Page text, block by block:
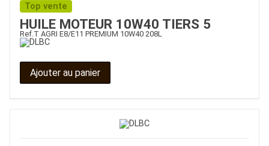
Top vente
HUILE MOTEUR 10W40 TIERS 5
Ref.T AGRI E8/E11 PREMIUM 10W40 208L
Ajouter au panier